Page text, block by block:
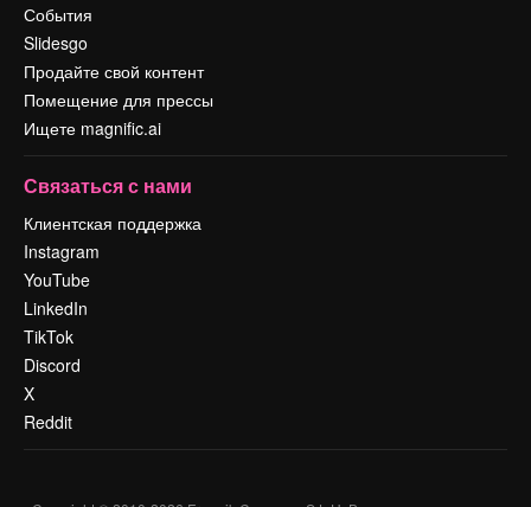
События
Slidesgo
Продайте свой контент
Помещение для прессы
Ищете magnific.ai
Связаться с нами
Клиентская поддержка
Instagram
YouTube
LinkedIn
TikTok
Discord
X
Reddit